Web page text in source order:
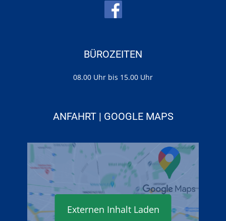
BÜROZEITEN
08.00 Uhr bis 15.00 Uhr
ANFAHRT | GOOGLE MAPS
Externen Inhalt Laden